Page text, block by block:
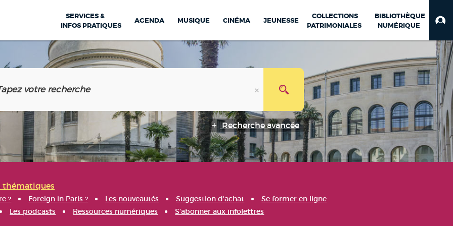
SERVICES &
INFOS PRATIQUES
AGENDA MUSIQUE CINÉMA JEUNESSE
COLLECTIONS
PATRIMONIALES
BIBLIOTHÈQUE
NUMÉRIQUE
Recherche avancée
thématiques
? Foreign in Paris ? Les nouveautés Suggestion d'achat
Se former en ligne
Les podcasts Ressources numériques S'abonner aux infolettres